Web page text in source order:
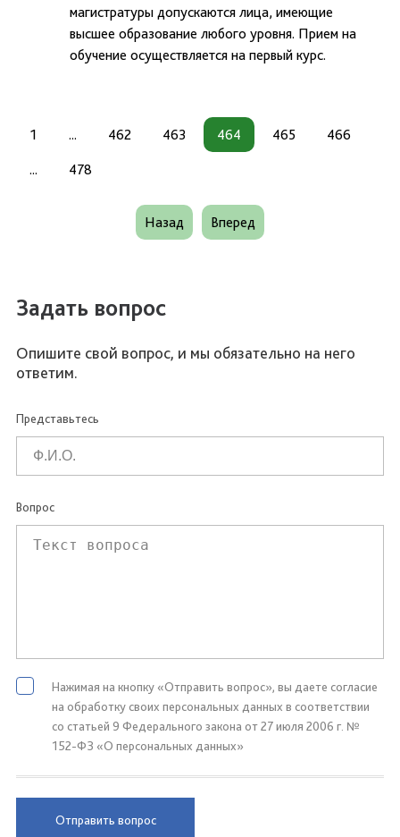
магистратуры допускаются лица, имеющие
высшее образование любого уровня. Прием на
обучение осуществляется на первый курс.
1 ... 462 463 464 465 466
... 478
Назад Вперед
Задать вопрос
Опишите свой вопрос, и мы обязательно на него
ответим.
Представьтесь
Вопрос
Нажимая на кнопку «Отправить вопрос», вы даете согласие
на обработку своих персональных данных в соответствии
со статьей 9 Федерального закона от 27 июля 2006 г. №
152-ФЗ «О персональных данных»
Отправить вопрос